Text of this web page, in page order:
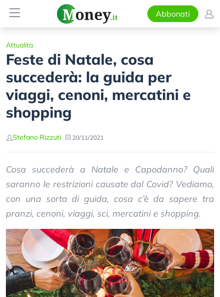
Abbonati
Attualità
Feste di Natale, cosa
succederà: la guida per
viaggi, cenoni, mercatini e
shopping
Stefano Rizzuti 20/11/2021
Cosa succederà a Natale e Capodanno? Quali
saranno le restrizioni causate dal Covid? Vediamo,
con una sorta di guida, cosa c’è da sapere tra
pranzi, cenoni, viaggi, sci, mercatini e shopping.